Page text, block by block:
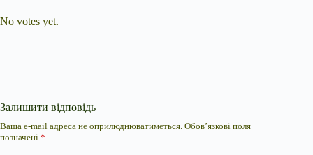
No votes yet.
Залишити відповідь
Ваша e-mail адреса не оприлюднюватиметься. Обов’язкові поля
позначені *